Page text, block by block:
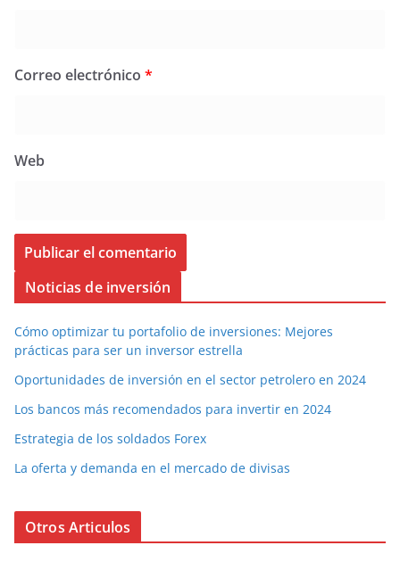
Correo electrónico *
Web
Noticias de inversión
Cómo optimizar tu portafolio de inversiones: Mejores
prácticas para ser un inversor estrella
Oportunidades de inversión en el sector petrolero en 2024
Los bancos más recomendados para invertir en 2024
Estrategia de los soldados Forex
La oferta y demanda en el mercado de divisas
Otros Articulos